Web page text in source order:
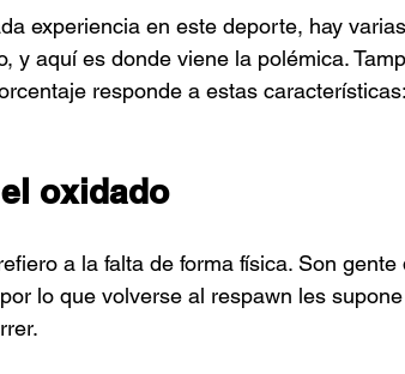
experiencia en este deporte, hay
y aquí es donde viene la polémica.
responde a estas características:
oxidado
a la falta de forma física. Son
lo que volverse al respawn les